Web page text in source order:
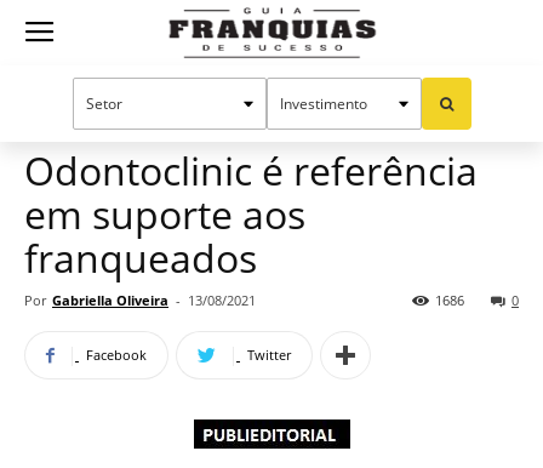
Guia
Mercado de franquias Publieditorial
Odontoclinic é referência
em suporte aos
franqueados
Por Gabriella Oliveira - 13/08/2021 0
1686
Facebook Twitter